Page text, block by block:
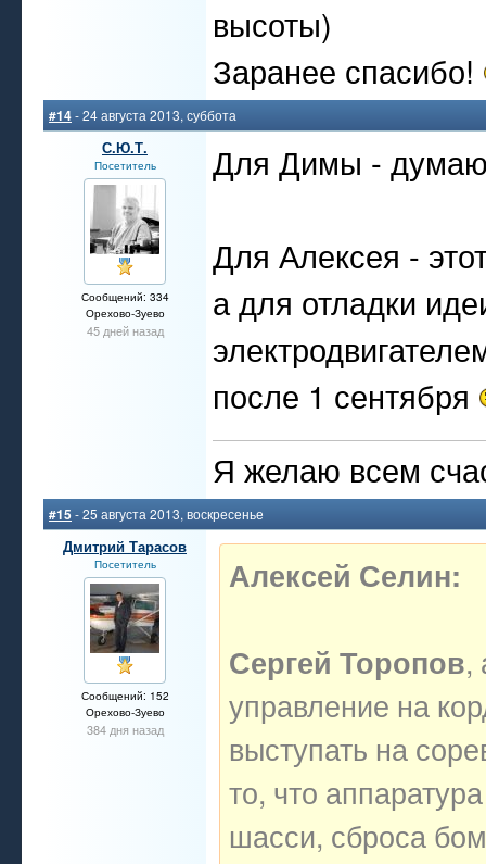
высоты)
Заранее спасибо!
#14- 24 августа 2013, суббота
С.Ю.Т.
Посетитель
Сообщений: 334
Орехово-Зуево
45 дней назад
Для Димы -
Для Алексея -
а для отладки
после 1 сентября
Я желаю всем
#15 - 25 августа 2013, воскресенье
Дмитрий Тарасов
Посетитель
Сообщений: 152
Орехово-Зуево
384 дня назад
Алексей Селин:
Сергей Торопов,
управление на
выступать на
то, что
шасси, сброса